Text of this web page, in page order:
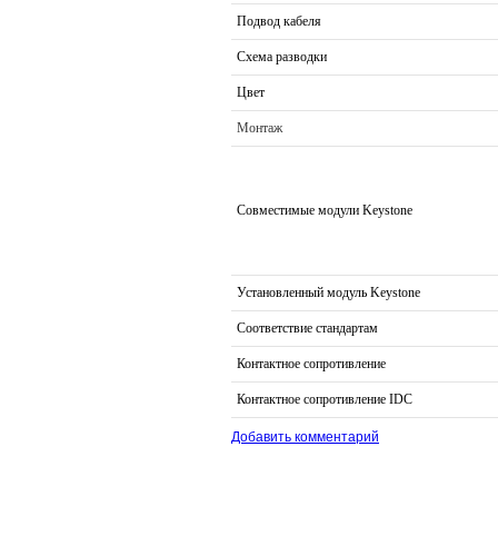
Подвод кабеля
Схема разводки
Цвет
Монтаж
Совместимые модули Keystone
Установленный модуль Keystone
Соответствие стандартам
Контактное сопротивление
Контактное сопротивление IDC
Добавить комментарий